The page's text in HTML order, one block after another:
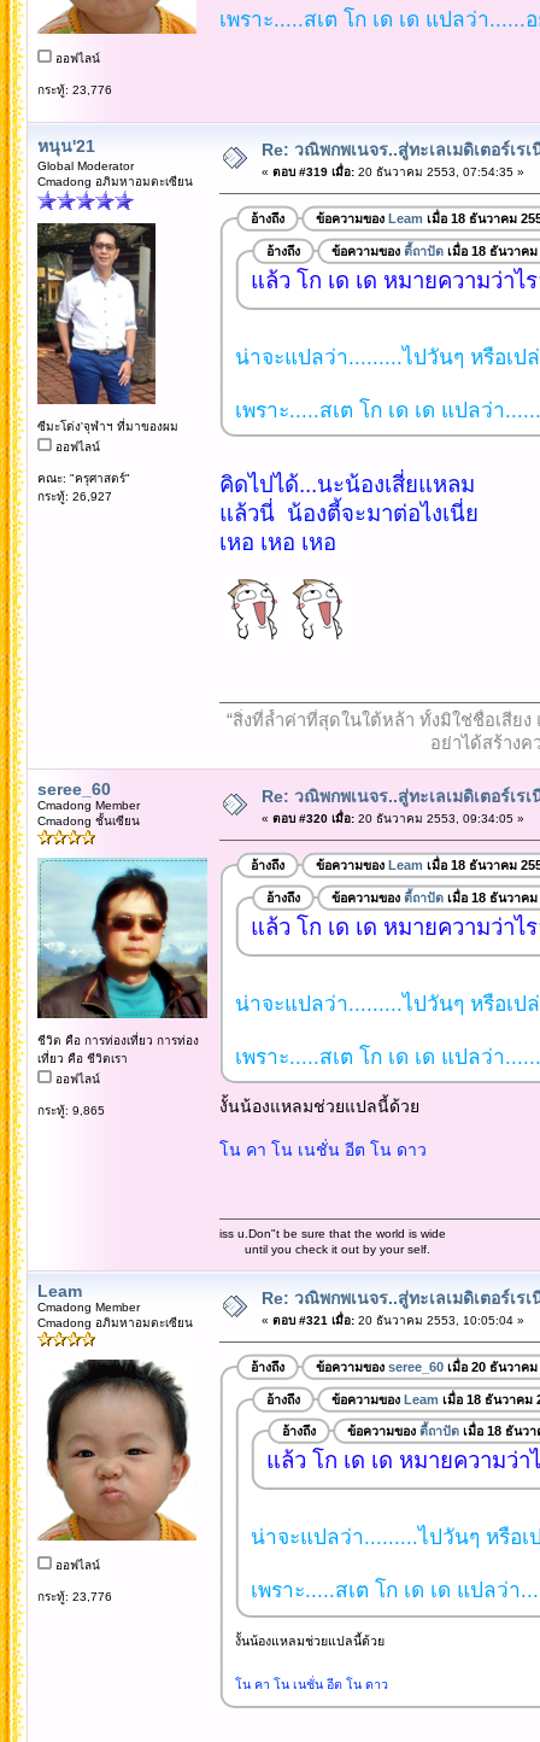
ออฟไลน์
กระทู้: 23,776
เพราะ.....สเต โก เด เด แปลว่า......
หนุน'21
Global Moderator
Cmadong อภิมหาอมตะเซียน
ซีมะโด่ง'จุฬาฯ ที่มาของผม
ออฟไลน์
คณะ: "ครุศาสตร์"
กระทู้: 26,927
Re: วณิพกพเนจร..สู่ทะเลเมดิเตอร์เร
« ตอบ #319 เมื่อ:20 ธันวาคม 2553, 07:54:35 »
อ้างถึง ข้อความของ Leam เมื่อ 18 ธันวาคม
อ้างถึง ข้อความของ ตี้ถาปัดเมื่อ 18 ธันวาคม
แล้ว โก เด เด หมายความว่าไ
น่าจะแปลว่า.........ไปวันๆ หรือเป
เพราะ.....สเต โก เด เด แปลว่า
คิดไปได้...นะน้องเสี่ยแหลม
แล้วนี่ น้องตี้จะมาต่อไงเนี่ย
เหอ เหอ เหอ
“สิ่งที่ล้ำค่าที่สุดในใต้หล้า ทั้งมิใช่ชื่อเสีย
อย่าได้สร้างค
seree_60
Cmadong Member
Cmadong ชั้นเซียน
ชีวิต คือ การท่องเที่ยว การท่อง
เที่ยว คือ ชีวิตเรา
ออฟไลน์
กระทู้: 9,865
Re: วณิพกพเนจร..สู่ทะเลเมดิเตอร์เร
« ตอบ #320 เมื่อ:20 ธันวาคม 2553, 09:34:05 »
อ้างถึง ข้อความของ Leam เมื่อ 18 ธันวาคม
อ้างถึง ข้อความของ ตี้ถาปัดเมื่อ 18 ธันวาคม
แล้ว โก เด เด หมายความว่าไ
น่าจะแปลว่า.........ไปวันๆ หรือเป
เพราะ.....สเต โก เด เด แปลว่า
งั้นน้องแหลมช่วยแปลนี้ด้วย
โน คา โน เนชั่น อีต โน ดาว
iss u.Don"t be sure that the world is wide
until you check it out by your self.
Leam
Cmadong Member
Cmadong อภิมหาอมตะเซียน
ออฟไลน์
กระทู้: 23,776
Re: วณิพกพเนจร..สู่ทะเลเมดิเตอร์เร
« ตอบ #321 เมื่อ:20 ธันวาคม 2553, 10:05:04 »
อ้างถึง ข้อความของ seree_60เมื่อ 20 ธันวาคม
อ้างถึง ข้อความของ Leam เมื่อ 18 ธันวาคม
อ้างถึง ข้อความของ ตี้ถาปัดเมื่อ 18 ธันวา
แล้ว โก เด เด หมายความว่า
น่าจะแปลว่า.........ไปวันๆ หรือเ
เพราะ.....สเต โก เด เด แปลว่า
งั้นน้องแหลมช่วยแปลนี้ด้วย
โน คา โน เนชั่น อีต โน ดาว